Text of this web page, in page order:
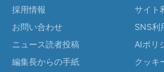
採用情報
お問い合わせ
ニュース読者投稿
編集長からの手紙
サイト
SNS利
AIポリ
クッキ